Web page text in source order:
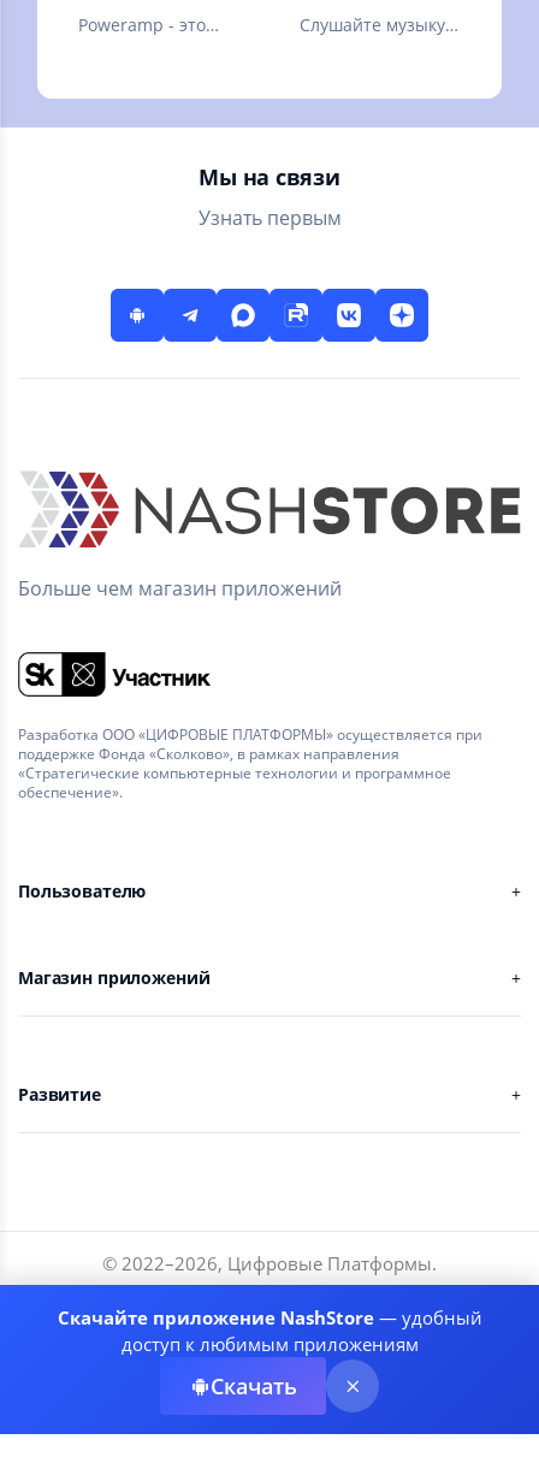
Poweramp - это
Андроида.
Пробная версия
Слушайте музыку и
онлайн и без
интернета!
Мы на связи
Узнать первым
Больше чем магазин приложений
Разработка ООО «ЦИФРОВЫЕ ПЛАТФОРМЫ» осуществляется при
поддержке Фонда «Сколково», в рамках направления
«Стратегические компьютерные технологии и программное
обеспечение».
Пользователю
Магазин приложений
Развитие
© 2022–2026, Цифровые Платформы.
Разработчики
Соглашение
Рекомендательные системы
Скачайте приложение NashStore— удобный
доступ к любимым приложениям
Скачать